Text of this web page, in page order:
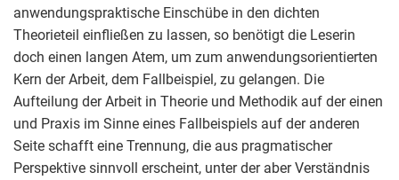
anwendungspraktische Einschübe in den dichten
Theorieteil einfließen zu lassen, so benötigt die Leserin
doch einen langen Atem, um zum anwendungsorientierten
Kern der Arbeit, dem Fallbeispiel, zu gelangen. Die
Aufteilung der Arbeit in Theorie und Methodik auf der einen
und Praxis im Sinne eines Fallbeispiels auf der anderen
Seite schafft eine Trennung, die aus pragmatischer
Perspektive sinnvoll erscheint, unter der aber Verständnis